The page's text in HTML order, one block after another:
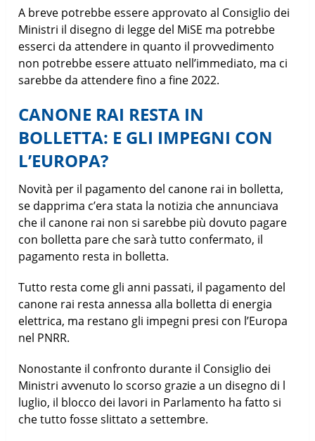
A breve potrebbe essere approvato al Consiglio dei
Ministri il disegno di legge del MiSE ma potrebbe
esserci da attendere in quanto il provvedimento
non potrebbe essere attuato nell’immediato, ma ci
sarebbe da attendere fino a fine 2022.
CANONE RAI RESTA IN
BOLLETTA: E GLI IMPEGNI CON
L’EUROPA?
Novità per il pagamento del canone rai in bolletta,
se dapprima c’era stata la notizia che annunciava
che il canone rai non si sarebbe più dovuto pagare
con bolletta pare che sarà tutto confermato, il
pagamento resta in bolletta.
Tutto resta come gli anni passati, il pagamento del
canone rai resta annessa alla bolletta di energia
elettrica, ma restano gli impegni presi con l’Europa
nel PNRR.
Nonostante il confronto durante il Consiglio dei
Ministri avvenuto lo scorso grazie a un disegno di l
luglio, il blocco dei lavori in Parlamento ha fatto si
che tutto fosse slittato a settembre.